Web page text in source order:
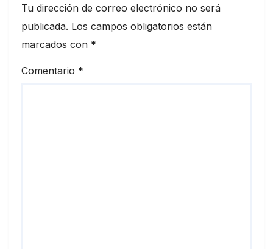
Tu dirección de correo electrónico no será
publicada. Los campos obligatorios están
marcados con *
Comentario *